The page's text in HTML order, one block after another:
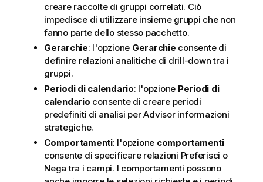
creare raccolte di gruppi correlati. Ciò
impedisce di utilizzare insieme gruppi che non
fanno parte dello stesso pacchetto.
Gerarchie: l'opzione Gerarchie consente di
definire relazioni analitiche di drill-down tra i
gruppi.
Periodi di calendario: l'opzione Periodi di
calendario consente di creare periodi
predefiniti di analisi perAdvisor informazioni
strategiche.
Comportamenti: l'opzione comportamenti
consente di specificare relazioni Preferisci o
Nega tra i campi. I comportamenti possono